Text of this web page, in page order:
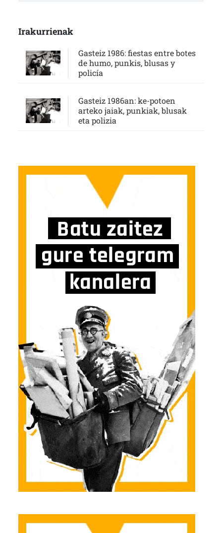
Irakurrienak
Gasteiz 1986: fiestas entre botes
de humo, punkis, blusas y
policía
Gasteiz 1986an: ke-potoen
arteko jaiak, punkiak, blusak
eta polizia